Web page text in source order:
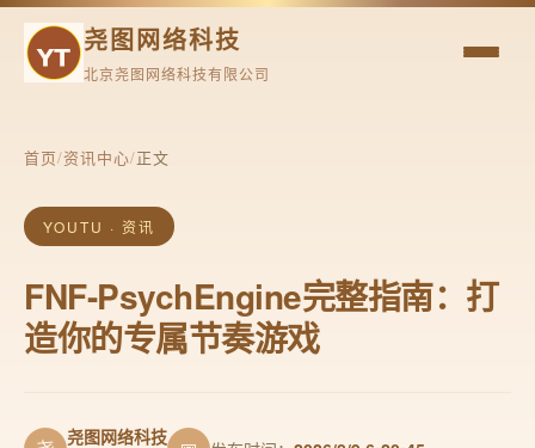
尧图网络科技
北京尧图网络科技有限公司
首页/资讯中心/正文
YOUTU · 资讯
FNF-PsychEngine完整指南：打
造你的专属节奏游戏
尧图网络科技